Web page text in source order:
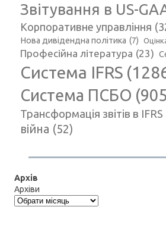
Звітування в US-
Корпоративне управління
Нова дивідендна політика (7)
Професійна література (23)
Система IFRS
Система ПСБО
Трансформація звітів в IFRS
війна (52)
Архів
Архіви